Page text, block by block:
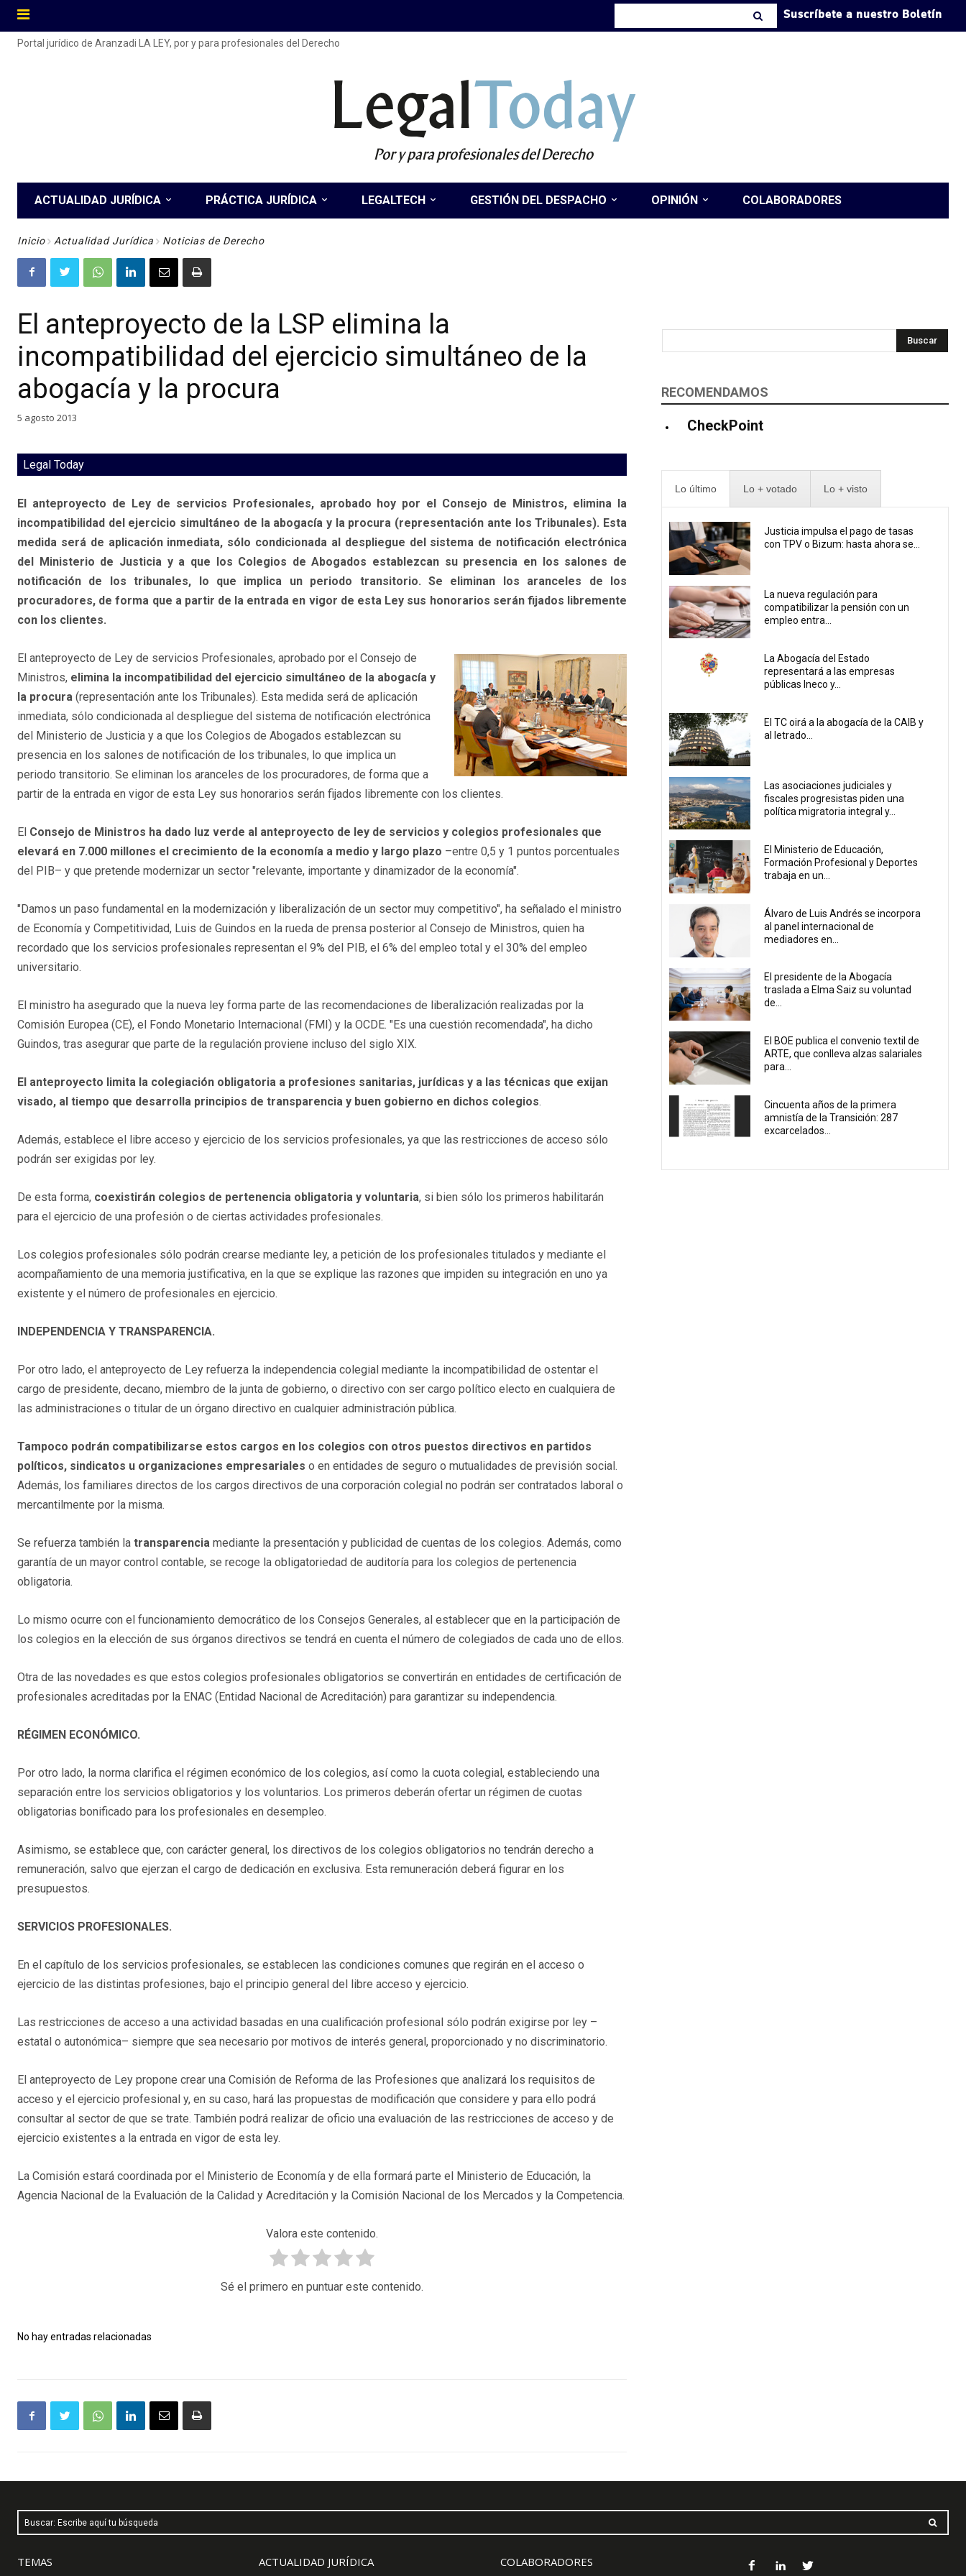
Suscríbete a nuestro Boletín
Portal jurídico de Aranzadi LA LEY, por y para profesionales del Derecho
LegalToday
Por y para profesionales del Derecho
ACTUALIDAD JURÍDICA PRÁCTICA JURÍDICA LEGALTECH GESTIÓN DEL DESPACHO OPINIÓN COLABORADORES
Inicio Actualidad Jurídica Noticias de Derecho
El anteproyecto de la LSP elimina la
incompatibilidad del ejercicio simultáneo de la
abogacía y la procura
5 agosto 2013
Legal Today
El anteproyecto de Ley de servicios Profesionales, aprobado hoy por el Consejo de Ministros, elimina la
incompatibilidad del ejercicio simultáneo de la abogacía y la procura (representación ante los Tribunales). Esta
medida será de aplicación inmediata, sólo condicionada al despliegue del sistema de notificación electrónica
del Ministerio de Justicia y a que los Colegios de Abogados establezcan su presencia en los salones de
notificación de los tribunales, lo que implica un periodo transitorio. Se eliminan los aranceles de los
procuradores, de forma que a partir de la entrada en vigor de esta Ley sus honorarios serán fijados libremente
con los clientes.
El anteproyecto de Ley de servicios Profesionales, aprobado por el Consejo de
Ministros, elimina la incompatibilidad del ejercicio simultáneo de la abogacía y
la procura (representación ante los Tribunales). Esta medida será de aplicación
inmediata, sólo condicionada al despliegue del sistema de notificación electrónica
del Ministerio de Justicia y a que los Colegios de Abogados establezcan su
presencia en los salones de notificación de los tribunales, lo que implica un
periodo transitorio. Se eliminan los aranceles de los procuradores, de forma que a
partir de la entrada en vigor de esta Ley sus honorarios serán fijados libremente con los clientes.
El Consejo de Ministros ha dado luz verde al anteproyecto de ley de servicios y colegios profesionales que
elevará en 7.000 millones el crecimiento de la economía a medio y largo plazo –entre 0,5 y 1 puntos porcentuales
del PIB– y que pretende modernizar un sector "relevante, importante y dinamizador de la economía".
"Damos un paso fundamental en la modernización y liberalización de un sector muy competitivo", ha señalado el ministro
de Economía y Competitividad, Luis de Guindos en la rueda de prensa posterior al Consejo de Ministros, quien ha
recordado que los servicios profesionales representan el 9% del PIB, el 6% del empleo total y el 30% del empleo
universitario.
El ministro ha asegurado que la nueva ley forma parte de las recomendaciones de liberalización realizadas por la
Comisión Europea (CE), el Fondo Monetario Internacional (FMI) y la OCDE. "Es una cuestión recomendada", ha dicho
Guindos, tras asegurar que parte de la regulación proviene incluso del siglo XIX.
El anteproyecto limita la colegiación obligatoria a profesiones sanitarias, jurídicas y a las técnicas que exijan
visado, al tiempo que desarrolla principios de transparencia y buen gobierno en dichos colegios.
Además, establece el libre acceso y ejercicio de los servicios profesionales, ya que las restricciones de acceso sólo
podrán ser exigidas por ley.
De esta forma, coexistirán colegios de pertenencia obligatoria y voluntaria, si bien sólo los primeros habilitarán
para el ejercicio de una profesión o de ciertas actividades profesionales.
Los colegios profesionales sólo podrán crearse mediante ley, a petición de los profesionales titulados y mediante el
acompañamiento de una memoria justificativa, en la que se explique las razones que impiden su integración en uno ya
existente y el número de profesionales en ejercicio.
INDEPENDENCIA Y TRANSPARENCIA.
Por otro lado, el anteproyecto de Ley refuerza la independencia colegial mediante la incompatibilidad de ostentar el
cargo de presidente, decano, miembro de la junta de gobierno, o directivo con ser cargo político electo en cualquiera de
las administraciones o titular de un órgano directivo en cualquier administración pública.
Tampoco podrán compatibilizarse estos cargos en los colegios con otros puestos directivos en partidos
políticos, sindicatos u organizaciones empresariales o en entidades de seguro o mutualidades de previsión social.
Además, los familiares directos de los cargos directivos de una corporación colegial no podrán ser contratados laboral o
mercantilmente por la misma.
Se refuerza también la transparencia mediante la presentación y publicidad de cuentas de los colegios. Además, como
garantía de un mayor control contable, se recoge la obligatoriedad de auditoría para los colegios de pertenencia
obligatoria.
Lo mismo ocurre con el funcionamiento democrático de los Consejos Generales, al establecer que en la participación de
los colegios en la elección de sus órganos directivos se tendrá en cuenta el número de colegiados de cada uno de ellos.
Otra de las novedades es que estos colegios profesionales obligatorios se convertirán en entidades de certificación de
profesionales acreditadas por la ENAC (Entidad Nacional de Acreditación) para garantizar su independencia.
RÉGIMEN ECONÓMICO.
Por otro lado, la norma clarifica el régimen económico de los colegios, así como la cuota colegial, estableciendo una
separación entre los servicios obligatorios y los voluntarios. Los primeros deberán ofertar un régimen de cuotas
obligatorias bonificado para los profesionales en desempleo.
Asimismo, se establece que, con carácter general, los directivos de los colegios obligatorios no tendrán derecho a
remuneración, salvo que ejerzan el cargo de dedicación en exclusiva. Esta remuneración deberá figurar en los
presupuestos.
SERVICIOS PROFESIONALES.
En el capítulo de los servicios profesionales, se establecen las condiciones comunes que regirán en el acceso o
ejercicio de las distintas profesiones, bajo el principio general del libre acceso y ejercicio.
Las restricciones de acceso a una actividad basadas en una cualificación profesional sólo podrán exigirse por ley –
estatal o autonómica– siempre que sea necesario por motivos de interés general, proporcionado y no discriminatorio.
El anteproyecto de Ley propone crear una Comisión de Reforma de las Profesiones que analizará los requisitos de
acceso y el ejercicio profesional y, en su caso, hará las propuestas de modificación que considere y para ello podrá
consultar al sector de que se trate. También podrá realizar de oficio una evaluación de las restricciones de acceso y de
ejercicio existentes a la entrada en vigor de esta ley.
La Comisión estará coordinada por el Ministerio de Economía y de ella formará parte el Ministerio de Educación, la
Agencia Nacional de la Evaluación de la Calidad y Acreditación y la Comisión Nacional de los Mercados y la Competencia.
Valora este contenido.
Sé el primero en puntuar este contenido.
No hay entradas relacionadas
Buscar
RECOMENDAMOS
CheckPoint
Lo último Lo + votado Lo + visto
Justicia impulsa el pago de tasas
con TPV o Bizum: hasta ahora se...
La nueva regulación para
compatibilizar la pensión con un
empleo entra...
La Abogacía del Estado
representará a las empresas
públicas Ineco y...
El TC oirá a la abogacía de la CAIB y
al letrado...
Las asociaciones judiciales y
fiscales progresistas piden una
política migratoria integral y...
El Ministerio de Educación,
Formación Profesional y Deportes
trabaja en un...
Álvaro de Luis Andrés se incorpora
al panel internacional de
mediadores en...
El presidente de la Abogacía
traslada a Elma Saiz su voluntad
de...
El BOE publica el convenio textil de
ARTE, que conlleva alzas salariales
para...
Cincuenta años de la primera
amnistía de la Transición: 287
excarcelados...
Buscar: Escribe aquí tu búsqueda
TEMAS ACTUALIDAD JURÍDICA COLABORADORES